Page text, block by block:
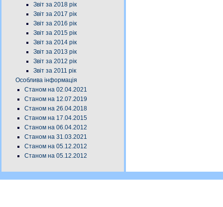
Звіт за 2018 рік
Звіт за 2017 рік
Звіт за 2016 рік
Звіт за 2015 рік
Звіт за 2014 рік
Звіт за 2013 рік
Звіт за 2012 рік
Звіт за 2011 рік
Особлива інформація
Станом на 02.04.2021
Станом на 12.07.2019
Станом на 26.04.2018
Станом на 17.04.2015
Станом на 06.04.2012
Станом на 31.03.2021
Станом на 05.12.2012
Станом на 05.12.2012